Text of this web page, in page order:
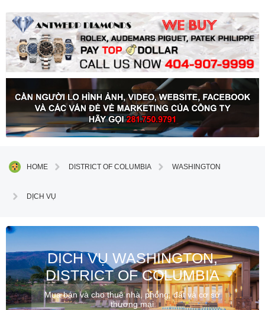
HOME DISTRICT OF COLUMBIA WASHINGTON
DỊCH VỤ
DỊCH VỤ WASHINGTON,
DISTRICT OF COLUMBIA
Mua bán và cho thuê nhà, phòng, đất và cơ sở
thương mại